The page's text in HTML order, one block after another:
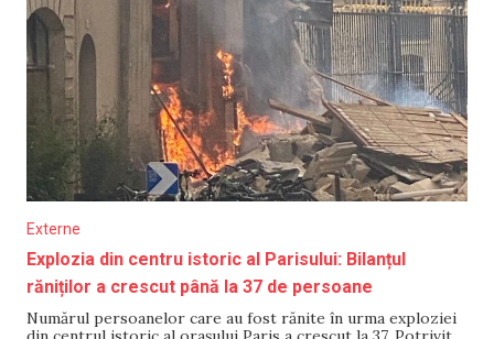
Externe
Explozia din centru istoric al Parisului: Bilanțul
răniților a crescut până la 37 de persoane
Numărul persoanelor care au fost rănite în urma exploziei